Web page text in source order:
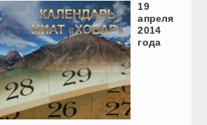
19
апреля
2014
года